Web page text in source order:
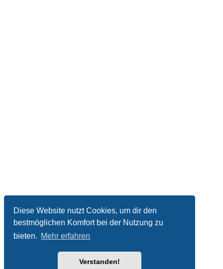
Diese Website nutzt Cookies, um dir den
bestmöglichen Komfort bei der Nutzung zu
bieten. Mehr erfahren
Verstanden!